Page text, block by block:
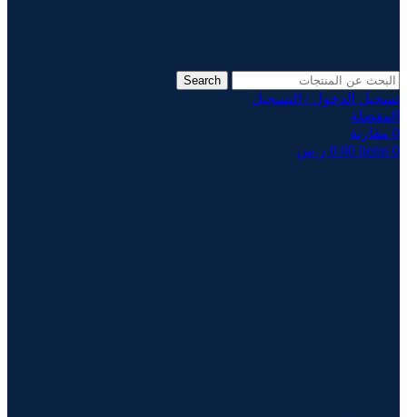
Search
تسجيل الدخول / التسجيل
المفضلة
0 مقارنة
0
items
0.00 ر.س